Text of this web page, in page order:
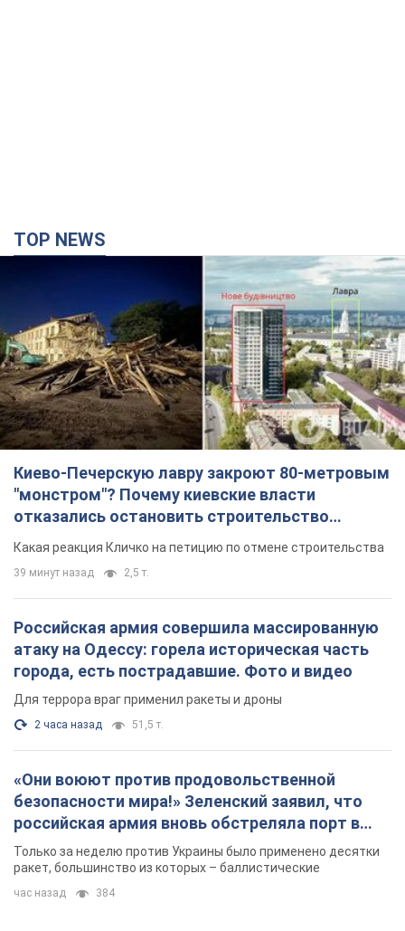
TOP NEWS
Киево-Печерскую лавру закроют 80-метровым
"монстром"? Почему киевские власти
отказались остановить строительство
небоскреба "московского верующего"
Какая реакция Кличко на петицию по отмене строительства
39 минут назад 2,5 т.
Российская армия совершила массированную
атаку на Одессу: горела историческая часть
города, есть пострадавшие. Фото и видео
Для террора враг применил ракеты и дроны
2 часа назад 51,5 т.
«Они воюют против продовольственной
безопасности мира!» Зеленский заявил, что
российская армия вновь обстреляла порт в
Одессе
Только за неделю против Украины было применено десятки
ракет, большинство из которых – баллистические
час назад 384